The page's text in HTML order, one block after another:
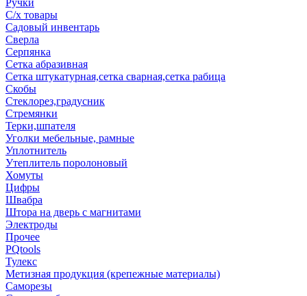
Ручки
С/х товары
Садовый инвентарь
Сверла
Серпянка
Сетка абразивная
Сетка штукатурная,сетка сварная,сетка рабица
Скобы
Стеклорез,градусник
Стремянки
Терки,шпателя
Уголки мебельные, рамные
Уплотнитель
Утеплитель поролоновый
Хомуты
Цифры
Швабра
Штора на дверь с магнитами
Электроды
Прочее
PQtools
Тулекс
Метизная продукция (крепежные материалы)
Саморезы